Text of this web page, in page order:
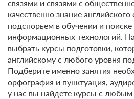
связями и связями с
качественно знание
подспорьем в обучении и
информационных технологий.
выбрать курсы подготовки,
английскому с любого уровня
Подберите именно занятия
орфография и пунктуация,
у нас вы найдете курсы с любым